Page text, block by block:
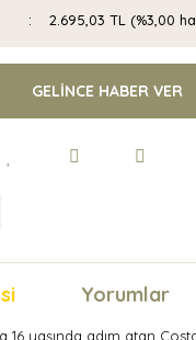
2.695,03 TL (%3,00
GELİNCE HABER VER
Yorumlar
16 yaşında adım atan